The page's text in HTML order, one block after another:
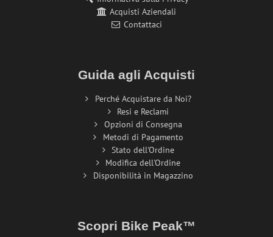
Acquisti Aziendali
Contattaci
Guida agli Acquisti
Perché Acquistare da Noi?
Resi e Reclami
Opzioni di Consegna
Metodi di Pagamento
Stato dell'Ordine
Modifica dell'Ordine
Disponibilità in Magazzino
Scopri Bike Peak™